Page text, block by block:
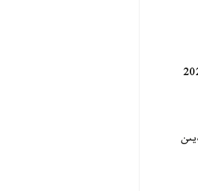
جانە ودان كەيىنگى بالالارعا - 38493 تەڭگە. 2026